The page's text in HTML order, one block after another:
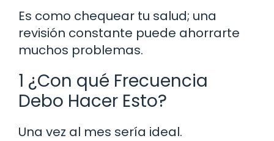
Es como chequear tu salud; una
revisión constante puede ahorrarte
muchos problemas.
1 ¿Con qué Frecuencia
Debo Hacer Esto?
Una vez al mes sería ideal.